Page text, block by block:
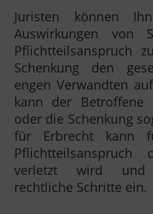
Juristen können
Auswirkungen von
Pflichtteilsanspruch
Schenkung den
engen Verwandten
kann der Betroffene
oder die Schenkung
für Erbrecht kann
verletzt wird und
rechtliche Schritte ein.